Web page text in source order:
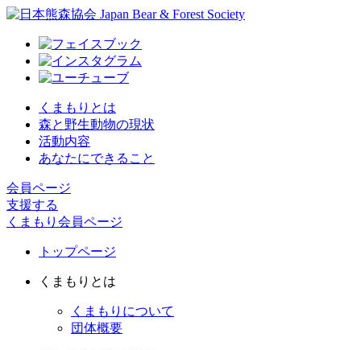
くまもりとは
森と野生動物の現状
活動内容
あなたにできること
会員ページ
支援する
くまもり会員ページ
トップページ
くまもりとは
くまもりについて
団体概要